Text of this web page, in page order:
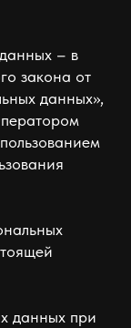
– в
закона от
данных»,
данных при